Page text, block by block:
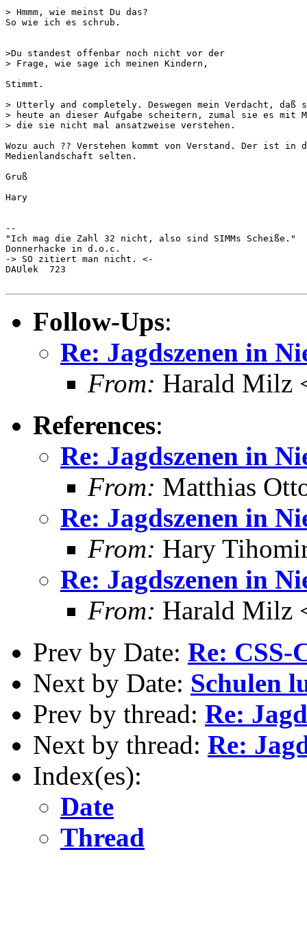
> Hmmm, wie meinst Du das?
So wie ich es schrub.
>Du standest offenbar noch nicht vor der
> Frage, wie sage ich meinen Kindern,
Stimmt.
> Utterly and completely. Deswegen mein Verdacht,
> heute an dieser Aufgabe scheitern, zumal sie es mit
> die sie nicht mal ansatzweise verstehen.
Wozu auch ?? Verstehen kommt von Verstand. Der ist in
Medienlandschaft selten.
Gruß
Hary
--
"Ich mag die Zahl 32 nicht, also sind SIMMs Scheiße."
Donnerhacke in d.o.c.
-> SO zitiert man nicht. <-
DAUlek  723
Follow-Ups:
Re: Jagdszenen in
From: Harald Milz
References:
Re: Jagdszenen in
From: Matthias
Re: Jagdszenen in
From: Hary
Re: Jagdszenen in
From: Harald Milz
Prev by Date: Re: CSS-
Next by Date: Schulen
Prev by thread: Re:
Next by thread: Re:
Index(es):
Date
Thread